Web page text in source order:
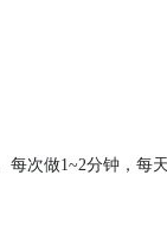
次做1~2分钟，每